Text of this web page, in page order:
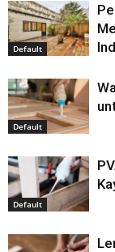
Default
Default
Default